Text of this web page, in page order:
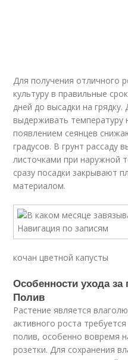
Для получения отличного
культуру в правильные
дней до высадки на грядку.
выдерживать температуру
появлением сеянцев
градусов. В грунт рассаду
листочками при наружной
сразу посадки закрывают
материалом.
кочан цветной капусты
Особенности ухода за
Полив
Растение является
активного роста
полив, особенно вовремя
розетки. Для сохранения